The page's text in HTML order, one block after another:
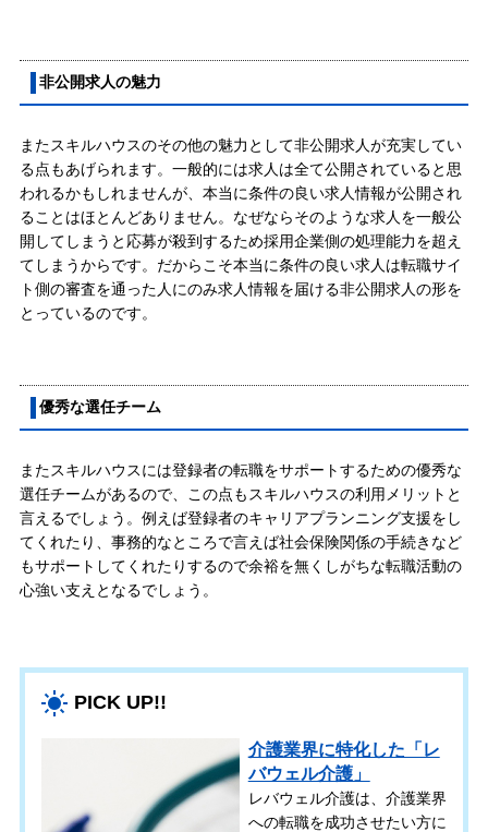
非公開求人の魅力
またスキルハウスのその他の魅力として非公開求人が充実してい
る点もあげられます。一般的には求人は全て公開されていると思
われるかもしれませんが、本当に条件の良い求人情報が公開され
ることはほとんどありません。なぜならそのような求人を一般公
開してしまうと応募が殺到するため採用企業側の処理能力を超え
てしまうからです。だからこそ本当に条件の良い求人は転職サイ
ト側の審査を通った人にのみ求人情報を届ける非公開求人の形を
とっているのです。
優秀な選任チーム
またスキルハウスには登録者の転職をサポートするための優秀な
選任チームがあるので、この点もスキルハウスの利用メリットと
言えるでしょう。例えば登録者のキャリアプランニング支援をし
てくれたり、事務的なところで言えば社会保険関係の手続きなど
もサポートしてくれたりするので余裕を無くしがちな転職活動の
心強い支えとなるでしょう。
PICK UP!!
介護業界に特化した「レ
バウェル介護」
レバウェル介護は、介護業界
への転職を成功させたい方に